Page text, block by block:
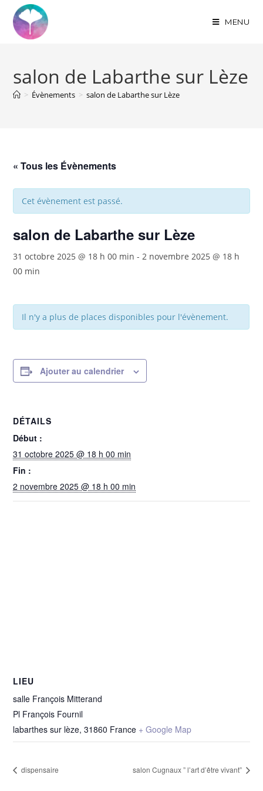
MENU
salon de Labarthe sur Lèze
> Évènements > salon de Labarthe sur Lèze
« Tous les Évènements
Cet évènement est passé.
salon de Labarthe sur Lèze
31 octobre 2025 @ 18 h 00 min -2 novembre 2025 @ 18 h
00 min
Il n'y a plus de places disponibles pour l'évènement.
Ajouter au calendrier
DÉTAILS
Début :
31 octobre 2025 @ 18 h 00 min
Fin :
2 novembre 2025 @ 18 h 00 min
LIEU
salle François Mitterand
Pl François Fournil
labarthes sur lèze, 31860 France + Google Map
dispensaire salon Cugnaux ” l’art d’être vivant”